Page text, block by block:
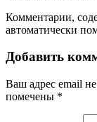
Комментарии,
автоматически
Добавить
Ваш адрес email
помечены *